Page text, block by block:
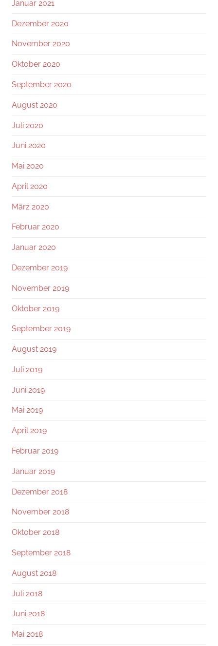
Januar 2021
Dezember 2020
November 2020
Oktober 2020
September 2020
August 2020
Juli 2020
Juni 2020
Mai 2020
April 2020
März 2020
Februar 2020
Januar 2020
Dezember 2019
November 2019
Oktober 2019
September 2019
August 2019
Juli 2019
Juni 2019
Mai 2019
April 2019
Februar 2019
Januar 2019
Dezember 2018
November 2018
Oktober 2018
September 2018
August 2018
Juli 2018
Juni 2018
Mai 2018